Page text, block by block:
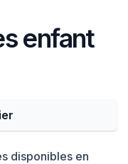
enfant
disponibles en